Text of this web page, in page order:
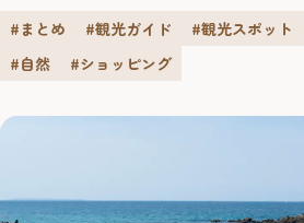
な自然に癒されながら、点在する景観
する欲張りプランをご紹介します。
途中、振り返ると...
#まとめ #観光ガイド #観光スポット
#自然
#ショッピング